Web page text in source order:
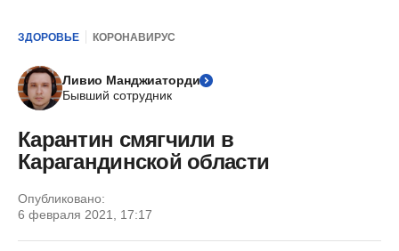
ЗДОРОВЬЕ КОРОНАВИРУС
Ливио Манджиаторди
Бывший сотрудник
Карантин смягчили в
Карагандинской области
Опубликовано:
6 февраля 2021, 17:17